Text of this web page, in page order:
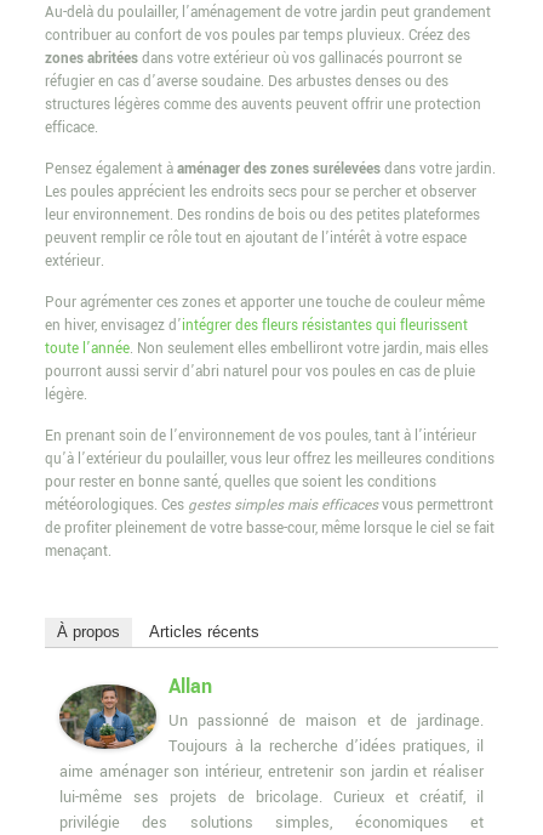
Au-delà du poulailler, l’aménagement de votre jardin peut grandement
contribuer au confort de vos poules par temps pluvieux. Créez des
zones abritéesdans votre extérieur où vos gallinacés pourront se
réfugier en cas d’averse soudaine. Des arbustes denses ou des
structures légères comme des auvents peuvent offrir une protection
efficace.
Pensez également àaménager des zones surélevéesdans votre jardin.
Les poules apprécient les endroits secs pour se percher et observer
leur environnement. Des rondins de bois ou des petites plateformes
peuvent remplir ce rôle tout en ajoutant de l’intérêt à votre espace
extérieur.
Pour agrémenter ces zones et apporter une touche de couleur même
en hiver, envisagez d’intégrer des fleurs résistantes qui fleurissent
toute l’année. Non seulement elles embelliront votre jardin, mais elles
pourront aussi servir d’abri naturel pour vos poules en cas de pluie
légère.
En prenant soin de l’environnement de vos poules, tant à l’intérieur
qu’à l’extérieur du poulailler, vous leur offrez les meilleures conditions
pour rester en bonne santé, quelles que soient les conditions
météorologiques. Ces gestes simples mais efficacesvous permettront
de profiter pleinement de votre basse-cour, même lorsque le ciel se fait
menaçant.
À propos Articles récents
Allan
Un passionné de maison et de jardinage.
Toujours à la recherche d’idées pratiques, il
aime aménager son intérieur, entretenir son jardin et réaliser
lui-même ses projets de bricolage. Curieux et créatif, il
privilégie des solutions simples, économiques et